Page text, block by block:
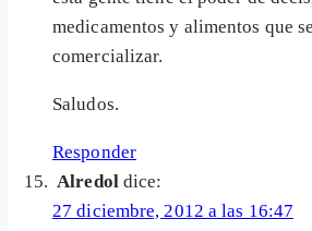
medicamentos y alimentos que
comercializar.
Saludos.
Responder
Alredol dice:
27 diciembre, 2012 a las 16:47